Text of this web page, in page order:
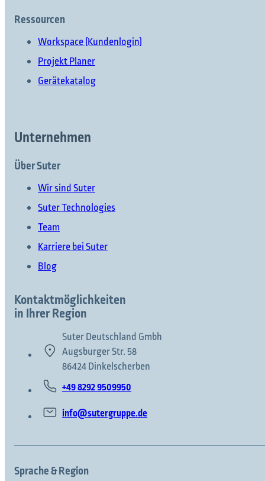
Ressourcen
Workspace (Kundenlogin)
Projekt Planer
Gerätekatalog
Unternehmen
Über Suter
Wir sind Suter
Suter Technologies
Team
Karriere bei Suter
Blog
Kontaktmöglichkeiten
in Ihrer Region
Suter Deutschland Gmbh
Augsburger Str. 58
86424 Dinkelscherben
+49 8292 9509950
info@sutergruppe.de
Sprache & Region